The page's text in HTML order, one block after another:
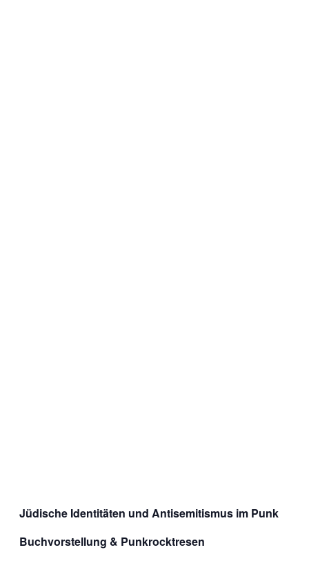
Jüdische Identitäten und Antisemitismus im Punk
Buchvorstellung & Punkrocktresen